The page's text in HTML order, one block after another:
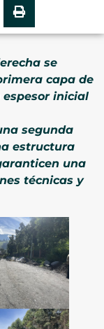
se
capa de
inicial
segunda
estructura
una
técnicas y